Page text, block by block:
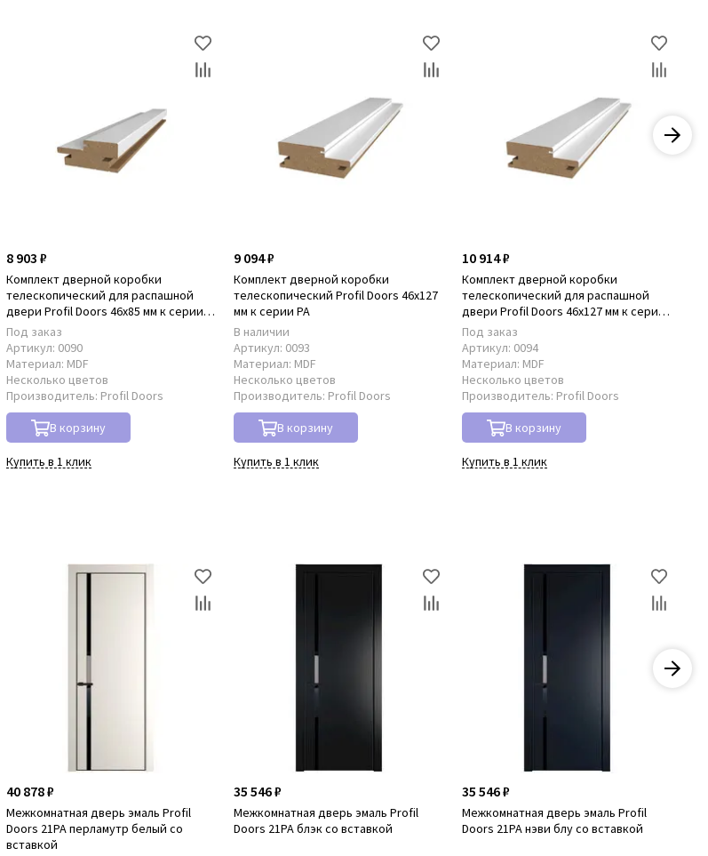
8 903 ₽
Комплект дверной коробки
телескопический для распашной
двери Profil Doors 46x85 мм к серии
PA
Под заказ
Артикул: 0090
Материал: MDF
Несколько цветов
Производитель: Profil Doors
В корзину
Купить в 1 клик
9 094 ₽
Комплект дверной коробки
телескопический Profil Doors 46x127
мм к серии PA
В наличии
Артикул: 0093
Материал: MDF
Несколько цветов
Производитель: Profil Doors
В корзину
Купить в 1 клик
10 914 ₽
Комплект дверной коробки
телескопический для распашной
двери Profil Doors 46x127 мм к серии
PA
Под заказ
Артикул: 0094
Материал: MDF
Несколько цветов
Производитель: Profil Doors
В корзину
Купить в 1 клик
40 878 ₽
Межкомнатная дверь эмаль Profil
Doors 21PA перламутр белый со
вставкой
35 546 ₽
Межкомнатная дверь эмаль Profil
Doors 21PA блэк со вставкой
35 546 ₽
Межкомнатная дверь эмаль Profil
Doors 21PA нэви блу со вставкой